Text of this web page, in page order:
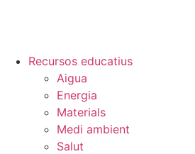
Recursos educatius
Aigua
Energia
Materials
Medi ambient
Salut